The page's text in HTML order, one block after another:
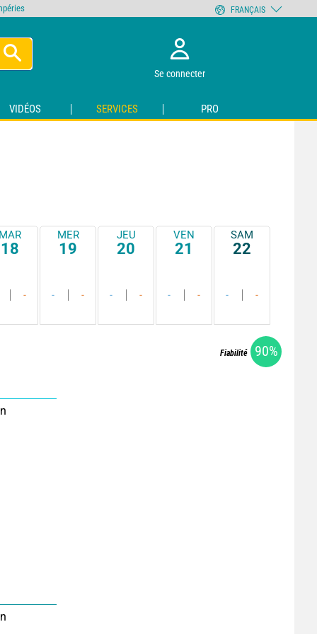
Se connecter
VIDÉOS SERVICES PRO
18
-
MER
19
- -
JEU
20
- -
VEN
21
- -
SAM
22
- -
Fiabilité 90%
FRANÇAIS